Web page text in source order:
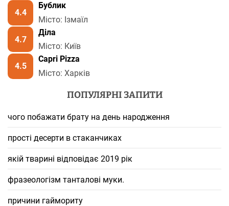
4.4
Бублик
Місто: Ізмаїл
4.7
Діла
Місто: Київ
4.5
Capri Pizza
Місто: Харків
ПОПУЛЯРНІ ЗАПИТИ
чого побажати брату на день народження
прості десерти в стаканчиках
якій тварині відповідає 2019 рік
фразеологізм танталові муки.
причини гаймориту